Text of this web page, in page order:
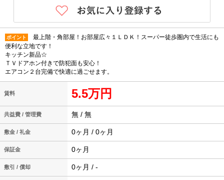
ポイント
最上階・角部屋！お部屋広々１ＬＤＫ！スーパー徒歩圏内で生活にも
便利な立地です！
キッチン新品☆
ＴＶドアホン付きで防犯面も安心！
エアコン２台完備で快適に過ごせます。
賃料 5.5万円
共益費 / 管理費 無 / 無
敷金 / 礼金 0ヶ月 / 0ヶ月
保証金 0ヶ月
敷引 / 償却 0ヶ月 / -